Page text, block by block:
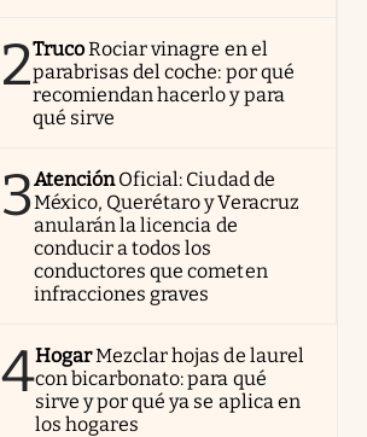
2TrucoRociar vinagre en el
parabrisas del coche: por qué
recomiendan hacerlo y para
qué sirve
3AtenciónOficial: Ciudad de
México, Querétaro y Veracruz
anularán la licencia de
conducir a todos los
conductores que cometen
infracciones graves
4HogarMezclar hojas de laurel
con bicarbonato: para qué
sirve y por qué ya se aplica en
los hogares